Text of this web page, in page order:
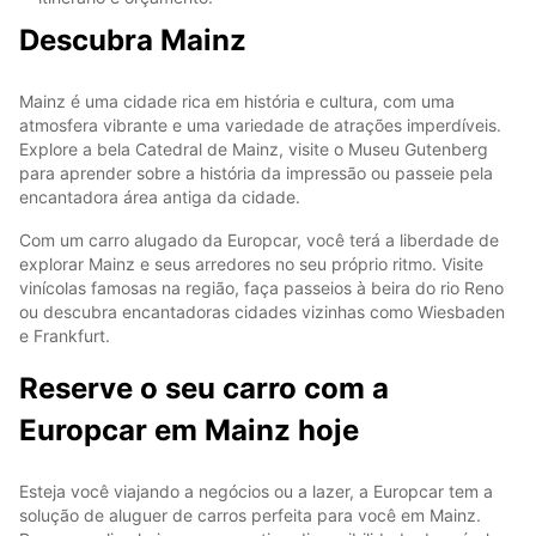
Descubra Mainz
Mainz é uma cidade rica em história e cultura, com uma
atmosfera vibrante e uma variedade de atrações imperdíveis.
Explore a bela Catedral de Mainz, visite o Museu Gutenberg
para aprender sobre a história da impressão ou passeie pela
encantadora área antiga da cidade.
Com um carro alugado da Europcar, você terá a liberdade de
explorar Mainz e seus arredores no seu próprio ritmo. Visite
vinícolas famosas na região, faça passeios à beira do rio Reno
ou descubra encantadoras cidades vizinhas como Wiesbaden
e Frankfurt.
Reserve o seu carro com a
Europcar em Mainz hoje
Esteja você viajando a negócios ou a lazer, a Europcar tem a
solução de aluguer de carros perfeita para você em Mainz.